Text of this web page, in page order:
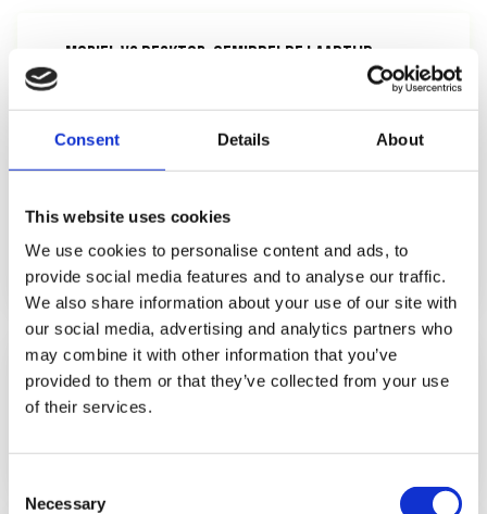
Consent Details About
This website uses cookies
We use cookies to personalise content and ads, to
provide social media features and to analyse our traffic.
We also share information about your use of our site with
our social media, advertising and analytics partners who
may combine it with other information that you’ve
provided to them or that they’ve collected from your use
of their services.
Selection
Necessary
MOBIEL VS DESKTOP: GEMIDDELDE LAADTIJD
Desktop
2,1s
Tablet
3,1s
Mobiel (4G)
3,6s
Mobiel (3G)
Bron: HTTP Archive State of the Web 2026, Google
PageSpeed Insights Aggregates
61%
Statcounter 2026